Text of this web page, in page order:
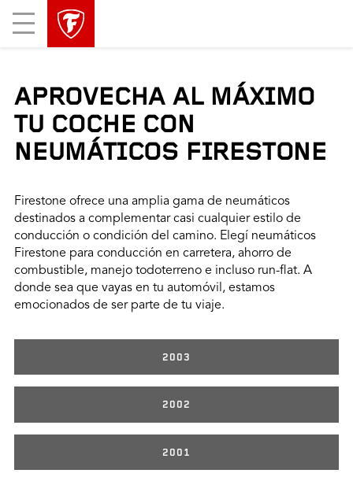
Mobile
Menu
APROVECHA AL MÁXIMO
TU COCHE CON
NEUMÁTICOS FIRESTONE
Firestone ofrece una amplia gama de neumáticos
destinados a complementar casi cualquier estilo de
conducción o condición del camino. Elegí neumáticos
Firestone para conducción en carretera, ahorro de
combustible, manejo todoterreno e incluso run-flat. A
donde sea que vayas en tu automóvil, estamos
emocionados de ser parte de tu viaje.
2003
2002
2001